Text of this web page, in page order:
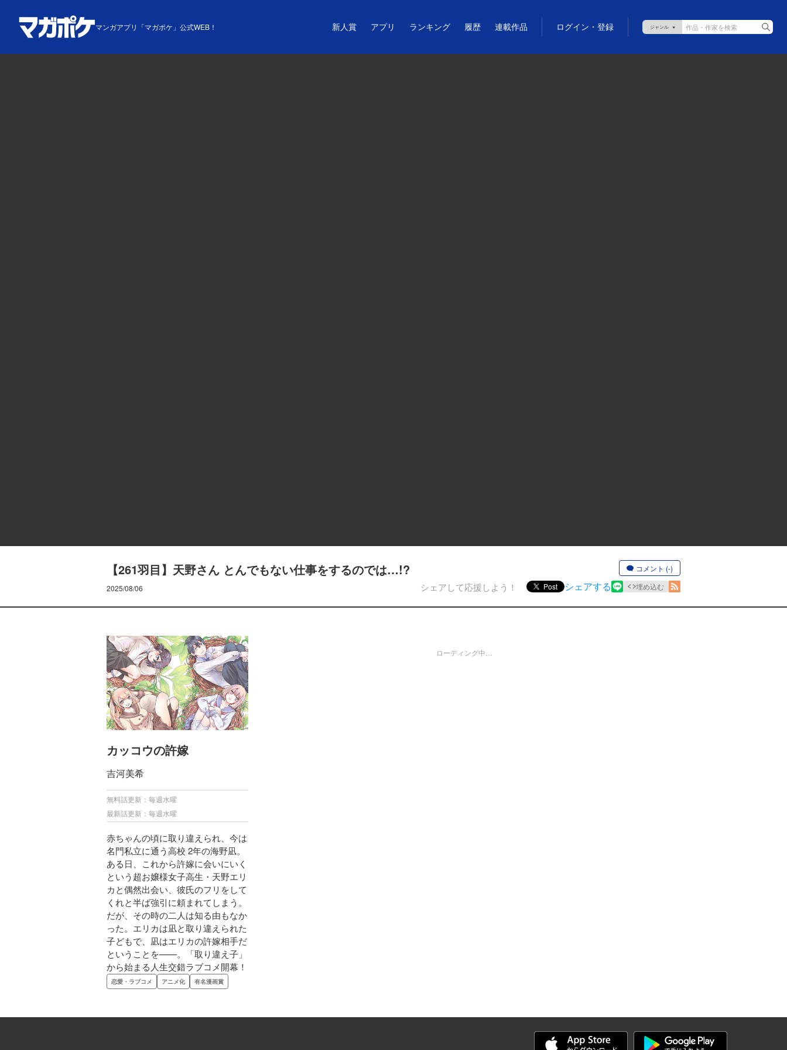
マンガアプリ「マガポケ」公式WEB！ 新人賞 アプリ ランキング 履歴 連載作品 ログイン・登録
【261羽目】天野さん とんでもない仕事をするのでは…!?
2025/08/06
コメント (-)
シェアして応援しよう！ Post シェアする 埋め込む
カッコウの許嫁
吉河美希
無料話更新：毎週水曜
最新話更新：毎週水曜
赤ちゃんの頃に取り違えられ、今は
名門私立に通う高校 2年の海野凪。
ある日、これから許嫁に会いにいく
という超お嬢様女子高生・天野エリ
カと偶然出会い、彼氏のフリをして
くれと半ば強引に頼まれてしまう。
だが、その時の二人は知る由もなか
った。エリカは凪と取り違えられた
子どもで、凪はエリカの許嫁相手だ
ということを——。「取り違え子」
から始まる人生交錯ラブコメ開幕！
恋愛・ラブコメ アニメ化 有名漫画賞
ローディング中…